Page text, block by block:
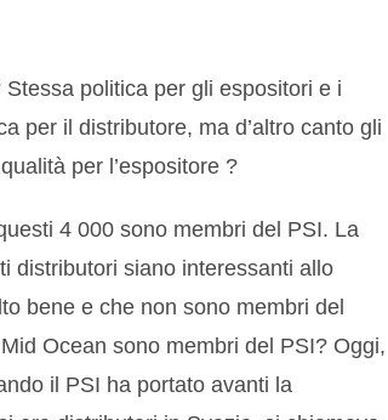
politica per gli espositori e i
per il distributore, ma d’altro canto gli
per l’espositore ?
4 000 sono membri del PSI. La
distributori siano interessanti allo
bene e che non sono membri del
Ocean sono membri del PSI? Oggi,
il PSI ha portato avanti la